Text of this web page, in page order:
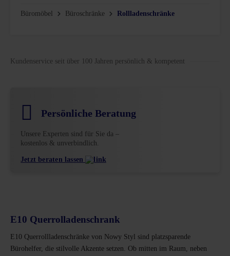
Büromöbel Büroschränke Rollladenschränke
Kundenservice seit über 100 Jahren persönlich & kompetent
Persönliche Beratung
Unsere Experten sind für Sie da –
kostenlos & unverbindlich.
Jetzt beraten lassen
E10 Querrolladenschrank
E10 Querrollladenschränke von Nowy Styl sind platzsparende
Bürohelfer, die stilvolle Akzente setzen. Ob mitten im Raum, neben